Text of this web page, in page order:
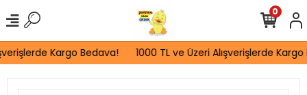
Kargo Bedava! 1000 TL ve Üzeri Alışverişlerde Kargo
0